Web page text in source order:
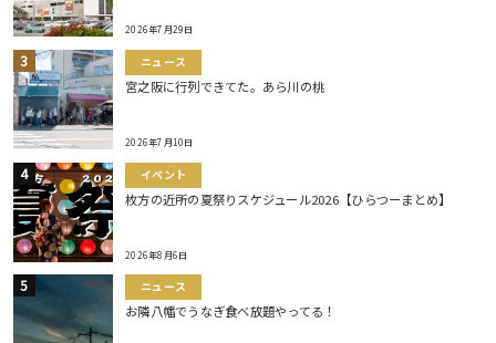
2026年7月29日
ニュース
宮之阪に行列できてた。あら川の桃
2026年7月10日
イベント
枚方の近所の夏祭りスケジュール2026【ひらつーまとめ】
2026年8月6日
ニュース
お隣八幡でうなぎ食べ放題やってる！